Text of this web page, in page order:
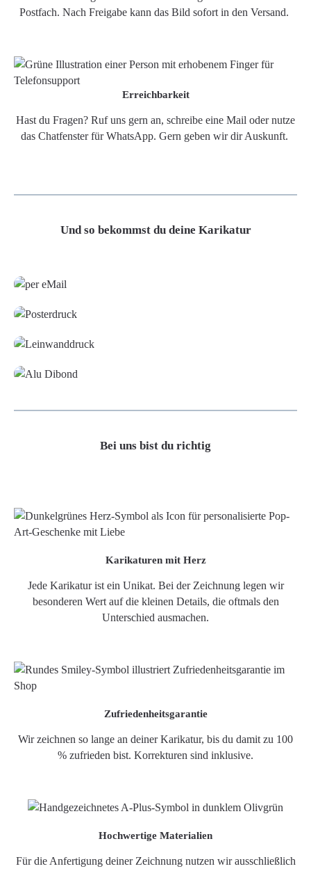
Postfach. Nach Freigabe kann das Bild sofort in den Versand.
Erreichbarkeit
Hast du Fragen? Ruf uns gern an, schreibe eine Mail oder nutze
das Chatfenster für WhatsApp. Gern geben wir dir Auskunft.
Und so bekommst du deine Karikatur
Bei uns bist du richtig
Karikaturen mit Herz
Jede Karikatur ist ein Unikat. Bei der Zeichnung legen wir
besonderen Wert auf die kleinen Details, die oftmals den
Unterschied ausmachen.
Zufriedenheitsgarantie
Wir zeichnen so lange an deiner Karikatur, bis du damit zu 100
% zufrieden bist. Korrekturen sind inklusive.
Hochwertige Materialien
Für die Anfertigung deiner Zeichnung nutzen wir ausschließlich